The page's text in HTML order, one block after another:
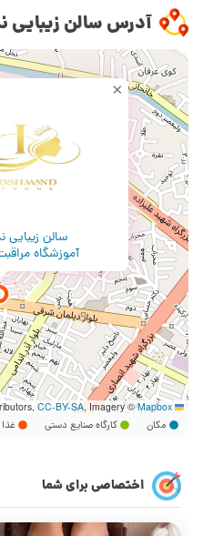
آدرس سالن
سالن
آموزشگاه
×
Leaflet
CC-BY-SA, Imagery ©Mapbox
مکان کارگاه صنایع دستی
اختصاصی برای شما